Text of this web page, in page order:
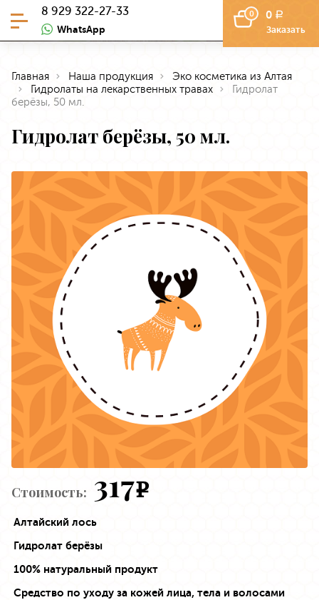
8 929 322-27-33
WhatsApp
0 0 a
Заказать
Главная Наша продукция
Эко косметика из Алтая
Гидролаты на лекарственных травах
Гидролат
берёзы, 50 мл.
Гидролат берёзы, 50 мл.
Стоимость: 317e
Алтайский лось
Гидролат берёзы
100% натуральный продукт
Средство по уходу за кожей лица, тела и волосами